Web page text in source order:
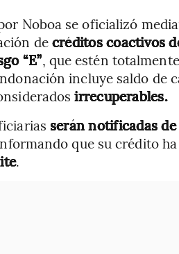
Noboa se oficializó
decréditos coactivos
“E”, que estén
incluye saldo de
irrecuperables.
serán notificadas
que su crédito
.